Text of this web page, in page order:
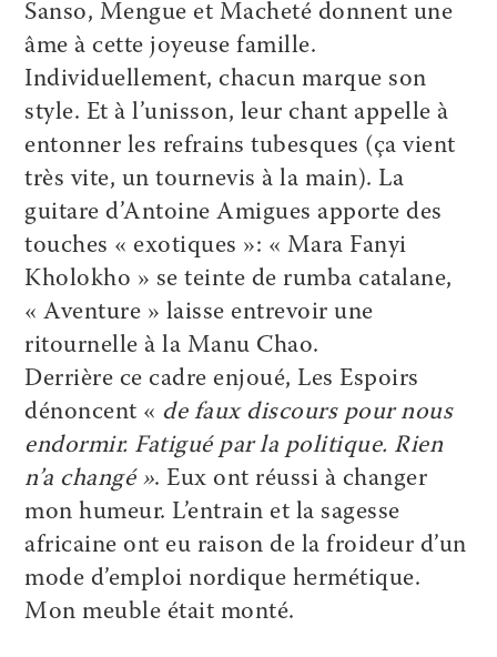
Sanso, Mengue et Macheté donnent une
âme à cette joyeuse famille.
Individuellement, chacun marque son
style. Et à l’unisson, leur chant appelle à
entonner les refrains tubesques (ça vient
très vite, un tournevis à la main). La
guitare d’Antoine Amigues apporte des
touches « exotiques »: « Mara Fanyi
Kholokho » se teinte de rumba catalane,
« Aventure » laisse entrevoir une
ritournelle à la Manu Chao.
Derrière ce cadre enjoué, Les Espoirs
dénoncent « de faux discours pour nous
endormir. Fatigué par la politique. Rien
n’a changé ». Eux ont réussi à changer
mon humeur. L’entrain et la sagesse
africaine ont eu raison de la froideur d’un
mode d’emploi nordique hermétique.
Mon meuble était monté.